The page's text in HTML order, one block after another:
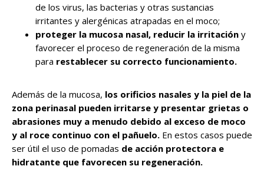
de los virus, las bacterias y otras sustancias
irritantes y alergénicas atrapadas en el moco;
proteger la mucosa nasal, reducir la irritación y
favorecer el proceso de regeneración de la misma
para restablecer su correcto funcionamiento.
Además de la mucosa, los orificios nasales y la piel de la
zona perinasal pueden irritarse y presentar grietas o
abrasiones muy a menudo debido al exceso de moco
y al roce continuo con el pañuelo. En estos casos puede
ser útil el uso de pomadas de acción protectora e
hidratante que favorecen su regeneración.